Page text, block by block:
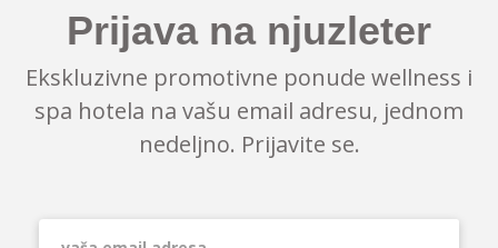
Prijava na njuzleter
Ekskluzivne promotivne ponude wellness i
spa hotela na vašu email adresu, jednom
nedeljno. Prijavite se.